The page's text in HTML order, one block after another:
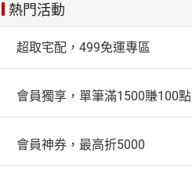
熱門活動
超取宅配，499免運專區
會員獨享，單筆滿1500賺100點
會員神券，最高折5000